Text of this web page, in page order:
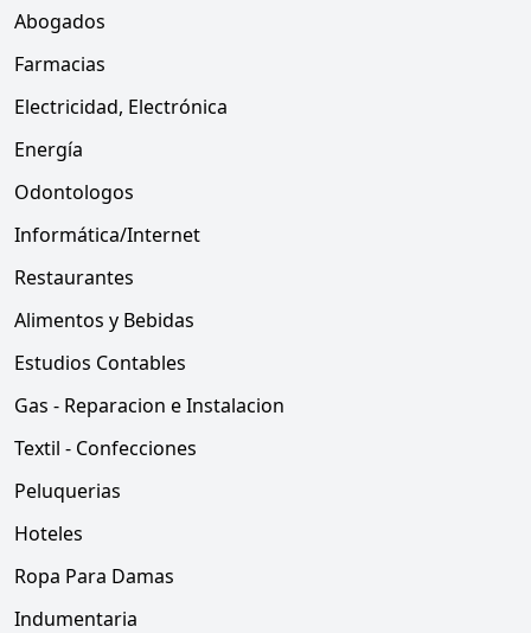
Abogados
Farmacias
Electricidad, Electrónica
Energía
Odontologos
Informática/Internet
Restaurantes
Alimentos y Bebidas
Estudios Contables
Gas - Reparacion e Instalacion
Textil - Confecciones
Peluquerias
Hoteles
Ropa Para Damas
Indumentaria